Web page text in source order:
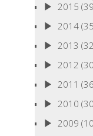
2015
2014
2013
2012
2011
2010
2009